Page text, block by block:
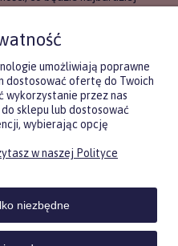
zakup.
umożliwiają poprawne
dostosować ofertę do Twoich
przez nas
sklepu lub dostosować
wybierając opcję
w naszej Polityce
niezbędne